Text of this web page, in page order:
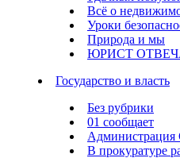
Всё о
Уроки
Природа и мы
ЮРИСТ
Государство и власть
Без рубрики
01 сообщает
Администрация
В прокуратуре